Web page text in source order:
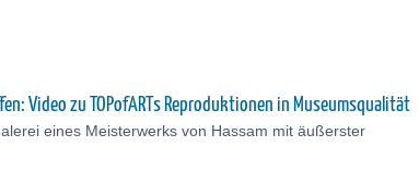
Video zu TOPofARTs Reproduktionen in Museumsqualität
eines Meisterwerks von Hassam mit äußerster